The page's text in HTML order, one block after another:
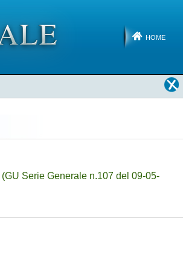
HOME
(GU Serie Generale n.107 del 09-05-